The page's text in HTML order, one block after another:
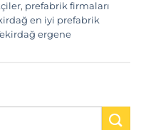
, prefabrik firmaları
en iyi prefabrik
ergene